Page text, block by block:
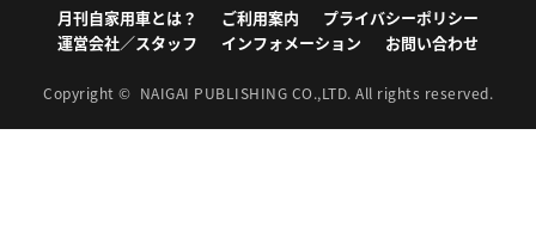
月刊自家用車とは？ ご利用案内
プライバシーポリシー
運営会社／スタッフ
インフォメーション お問い合わせ
Copyright © NAIGAI PUBLISHING CO.,LTD. All rights reserved.